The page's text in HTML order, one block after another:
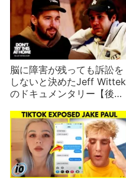
脳に障害が残っても訴訟を
しないと決めたJeff Wittek
のドキュメンタリー【後